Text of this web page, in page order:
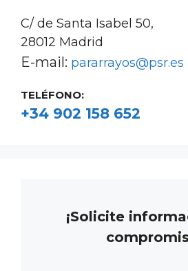
C/ de Santa Isabel 50,
28012 Madrid
E-mail: pararrayos@psr.es
TELÉFONO:
+34 902 158 652
¡Solicite